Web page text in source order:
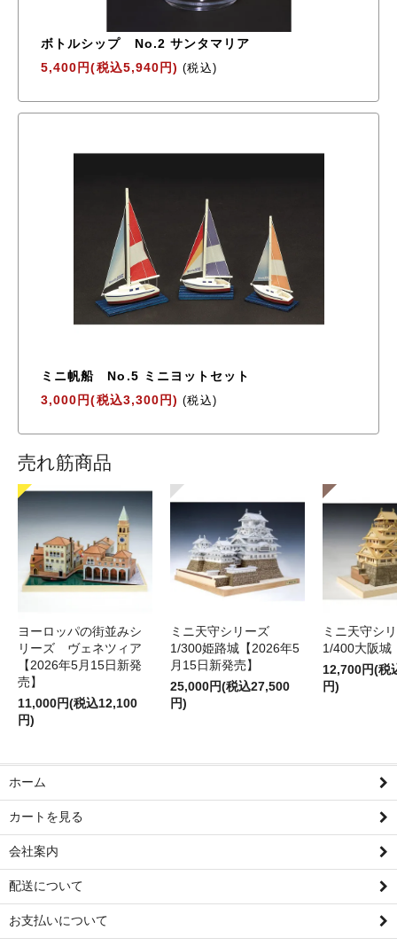
ボトルシップ No.2 サンタマリア
5,400円(税込5,940円)(税込)
ミニ帆船 No.5 ミニヨットセット
3,000円(税込3,300円)(税込)
売れ筋商品
ヨーロッパの街並みシ
リーズ ヴェネツィア
【2026年5月15日新発
売】
11,000円(税込12,100
円)
ミニ天守シリーズ
1/300姫路城【2026年5
月15日新発売】
25,000円(税込27,500
円)
ミニ天守シ
1/400大阪城
12,700円(税
円)
ホーム
カートを見る
会社案内
配送について
お支払いについて